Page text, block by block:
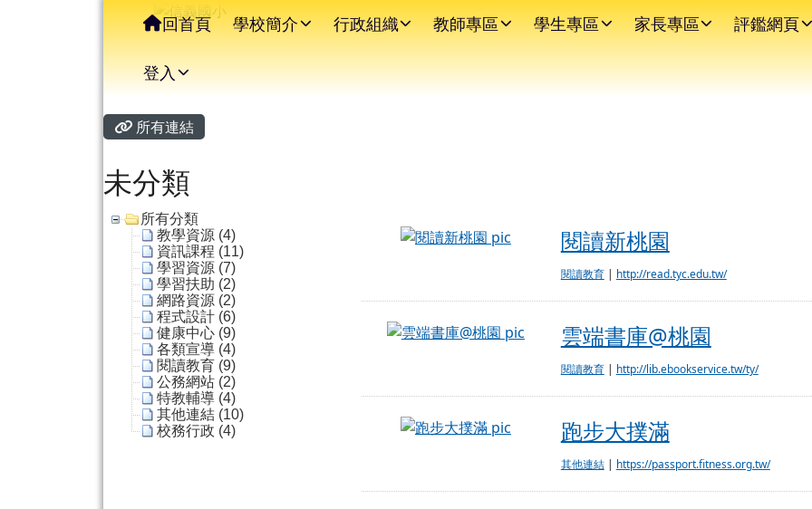
信義國小導覽列
回首頁 學校簡介 行政組織 教師專區 學生專區 家長專區 評鑑網頁
登入
主內容區域
所有連結
未分類
所有分類
教學資源 (4)
資訊課程 (11)
學習資源 (7)
學習扶助 (2)
網路資源 (2)
程式設計 (6)
健康中心 (9)
各類宣導 (4)
閱讀教育 (9)
公務網站 (2)
特教輔導 (4)
其他連結 (10)
校務行政 (4)
閱讀新桃園閱讀新桃園
閱讀教育| http://read.tyc.edu.tw/
雲端書庫@桃園
雲端書庫@桃園
閱讀教育| http://lib.ebookservice.tw/ty/
跑步大撲滿跑步大撲滿
其他連結| https://passport.fitness.org.tw/
頁尾區域